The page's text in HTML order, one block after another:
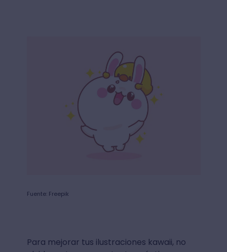
Fuente: Freepik
Para mejorar tus ilustraciones kawaii, no